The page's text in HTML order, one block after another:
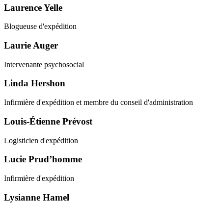
Laurence Yelle
Blogueuse d'expédition
Laurie Auger
Intervenante psychosocial
Linda Hershon
Infirmière d'expédition et membre du conseil d'administration
Louis-Étienne Prévost
Logisticien d'expédition
Lucie Prud’homme
Infirmière d'expédition
Lysianne Hamel